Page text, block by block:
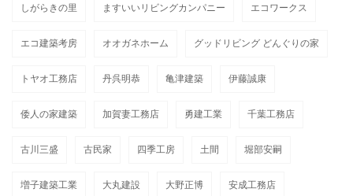
しがらきの里 ますいいリビングカンパニー エコワークス
エコ建築考房 オオガネホーム グッドリビング どんぐりの家
トヤオ工務店 丹呉明恭 亀津建築 伊藤誠康
倭人の家建築 加賀妻工務店 勇建工業 千葉工務店
古川三盛 古民家 四季工房 土間 堀部安嗣
増子建築工業 大丸建設 大野正博 安成工務店